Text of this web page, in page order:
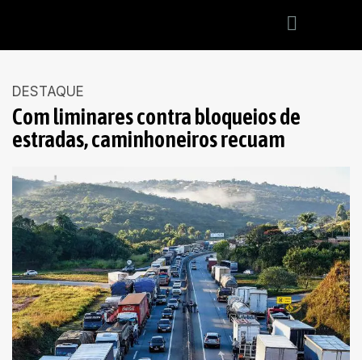
DESTAQUE
Com liminares contra bloqueios de
estradas, caminhoneiros recuam